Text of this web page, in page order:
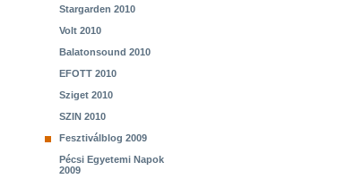
Stargarden 2010
Volt 2010
Balatonsound 2010
EFOTT 2010
Sziget 2010
SZIN 2010
Fesztiválblog 2009
Pécsi Egyetemi Napok
2009